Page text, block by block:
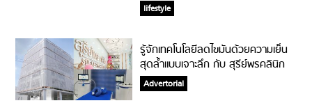
lifestyle
รู้จักเทคโนโลยีลดไขมันด้วยความเย็น
สุดล้ำแบบเจาะลึก กับ สุรีย์พรคลินิก
Advertorial